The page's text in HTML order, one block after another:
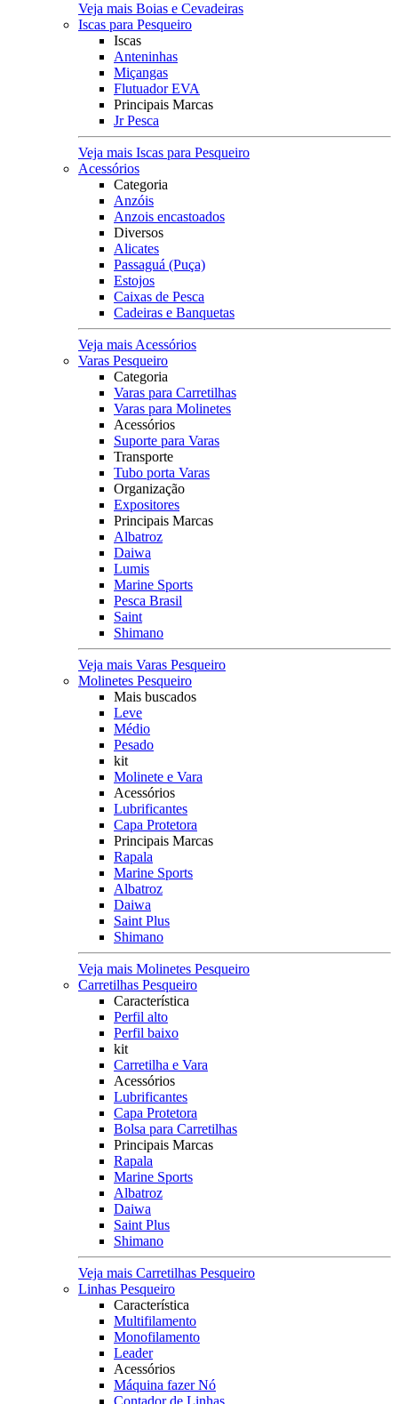
Veja mais Boias e Cevadeiras
Iscas para Pesqueiro
Iscas
Anteninhas
Miçangas
Flutuador EVA
Principais Marcas
Jr Pesca
Veja mais Iscas para Pesqueiro
Acessórios
Categoria
Anzóis
Anzois encastoados
Diversos
Alicates
Passaguá (Puça)
Estojos
Caixas de Pesca
Cadeiras e Banquetas
Veja mais Acessórios
Varas Pesqueiro
Categoria
Varas para Carretilhas
Varas para Molinetes
Acessórios
Suporte para Varas
Transporte
Tubo porta Varas
Organização
Expositores
Principais Marcas
Albatroz
Daiwa
Lumis
Marine Sports
Pesca Brasil
Saint
Shimano
Veja mais Varas Pesqueiro
Molinetes Pesqueiro
Mais buscados
Leve
Médio
Pesado
kit
Molinete e Vara
Acessórios
Lubrificantes
Capa Protetora
Principais Marcas
Rapala
Marine Sports
Albatroz
Daiwa
Saint Plus
Shimano
Veja mais Molinetes Pesqueiro
Carretilhas Pesqueiro
Característica
Perfil alto
Perfil baixo
kit
Carretilha e Vara
Acessórios
Lubrificantes
Capa Protetora
Bolsa para Carretilhas
Principais Marcas
Rapala
Marine Sports
Albatroz
Daiwa
Saint Plus
Shimano
Veja mais Carretilhas Pesqueiro
Linhas Pesqueiro
Característica
Multifilamento
Monofilamento
Leader
Acessórios
Máquina fazer Nó
Contador de Linhas